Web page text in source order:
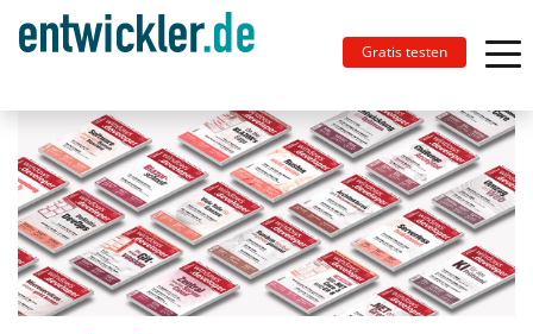
Gratis testen